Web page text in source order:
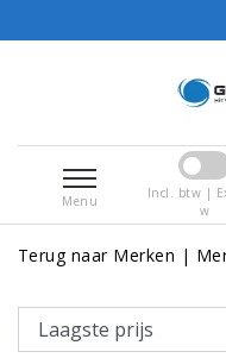
Menu
Incl. btw |
w
Terug naar Merken |